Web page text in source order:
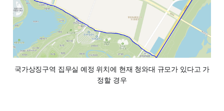
국가상징구역 집무실 예정 위치에 현재 청와대 규모가 있다고 가
정할 경우